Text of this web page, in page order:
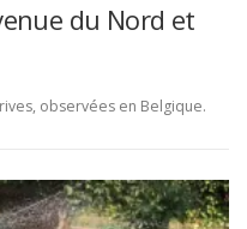
du Nord et
observées en Belgique.